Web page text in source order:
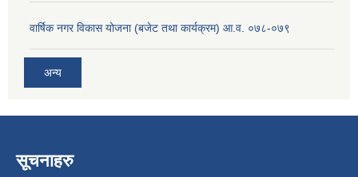
वार्षिक नगर विकास योजना (बजेट तथा कार्यक्रम) आ.व. ०७८-०७९
अन्य
सूचनाहरु